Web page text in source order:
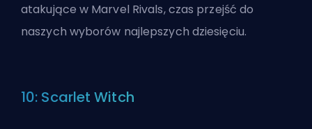
atakujące w Marvel Rivals, czas przejść do
naszych wyborów najlepszych dziesięciu.
10: Scarlet Witch